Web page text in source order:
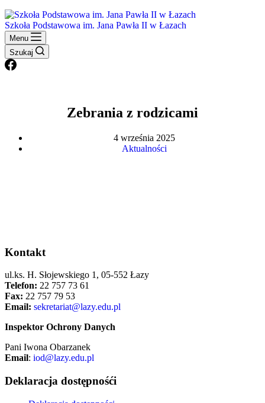
Szkoła Podstawowa im. Jana Pawła II w Łazach
Menu
Szukaj
Zebrania z rodzicami
4 września 2025
Aktualności
Kontakt
ul.ks. H. Słojewskiego 1, 05-552 Łazy
Telefon: 22 757 73 61
Fax: 22 757 79 53
Email: sekretariat@lazy.edu.pl
Inspektor Ochrony Danych
Pani Iwona Obarzanek
Email: iod@lazy.edu.pl
Deklaracja dostępnośći